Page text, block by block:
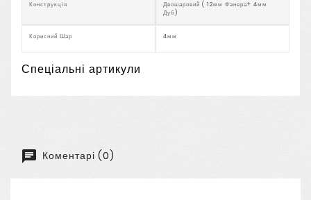
Конструкція
Двошаровий ( 12мм Фанера+ 4мм
Дуб)
Корисний Шар 4мм
Спеціальні артикули
Коментарі (0)